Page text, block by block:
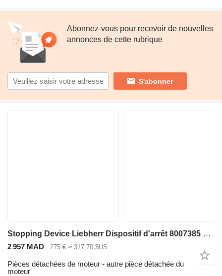
Abonnez-vous pour recevoir de nouvelles
annonces de cette rubrique
S'abonner
Stopping Device Liebherr Dispositif d'arrêt 8007385 pour chargeuse sur pneus Liebherr L574 ,L580, L544, L554
2 957 MAD 275 € ≈ 317,70 $US
Pièces détachées de moteur - autre pièce détachée du
moteur